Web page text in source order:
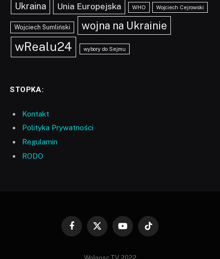
Ukraina Unia Europejska WHO Wojciech Cejrowski
Wojciech Sumliński wojna na Ukrainie
wRealu24 wybory do Sejmu
STOPKA:
Kontakt
Polityka Prywatności
Regulamin
RODO
Facebook
X
YouTubeTikTok